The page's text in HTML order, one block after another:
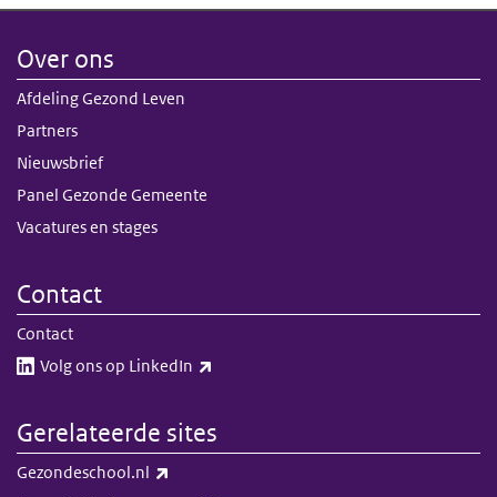
Over ons
Afdeling Gezond Leven
Partners
Nieuwsbrief
Panel Gezonde Gemeente
Vacatures en stages
Contact
Contact
Volg ons op LinkedIn​​
Gerelateerde sites
Gezondeschool.nl